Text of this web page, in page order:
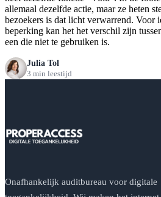
allemaal dezelfde actie, maar ze heten
bezoekers is dat licht verwarrend. Voor
beperking kan het het verschil zijn
een die niet te gebruiken is.
Julia Tol
3 min leestijd
Onafhankelijk auditbureau voor digitale